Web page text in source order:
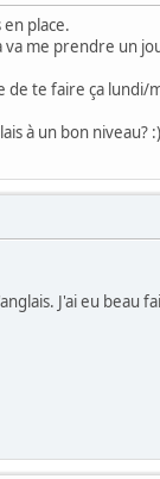
place.
me prendre un
te faire ça lundi/
à un bon niveau? :)
J'ai eu beau